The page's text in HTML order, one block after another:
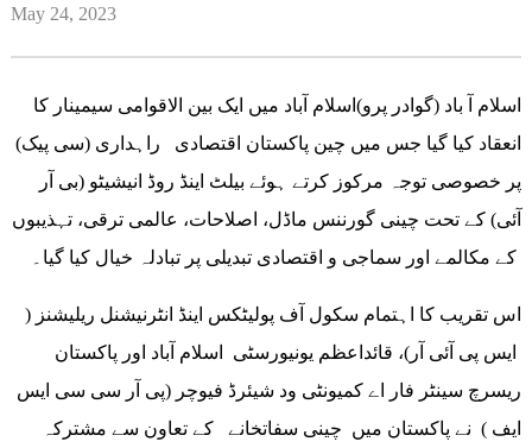
May 24, 2023
انعقاد کیا گیا جس میں چین پاکستان اقتصادی راہداری (سی پیک)
پر خصوصی توجہ مرکوز کرتے ہوئے بیلٹ اینڈ روڈ انیشیٹو (بی آر
آئی) کے تحت چینی گورننس ماڈل، اصلاحات، عالمی ترقی، تہذیبوں
اس تقریب کا اہتمام سکول آف پولیٹکس اینڈ انٹرنیشنل ریلیشنز (
ایس پی آئی آر)، قائداعظم یونیورسٹی اسلام آباد اور پاکستان
ریسرچ سینٹر فار اے کمیونٹی ود شیئرڈ فیوچر (پی آر سی سی ایس
ایف ) نے پاکستان میں چینی سفاتخانے کے تعاون سے مشترکہ